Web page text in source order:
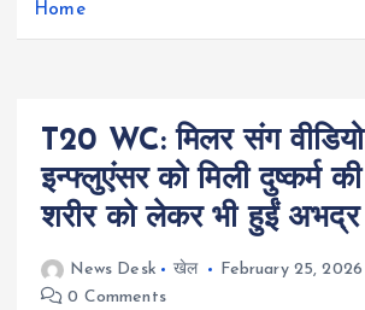
Home
T20 WC: मिलर संग वीडियो
इन्फ्लुएंसर को मिली दुष्कर्म
शरीर को लेकर भी हुईं अभद्र
News Desk खेल
February 25, 2026
0 Comments